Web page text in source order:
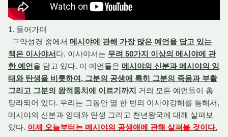
1. 들어가며
구약성경 중에서 메시야에 관해 가장 많은 예언을 담고 있는
책은 이사야서다. 이사야서는 무려 50가지 이상의 메시야에 관
한 예언을 담고 있다. 이 예언들은 메시야의 신분과 메시야의 잉
태와 탄생을 비롯하여, 그분의 공생애 특히 그분의 죽음과 부활
그리고 그분의 왕적통치에 이르기까지 거의 모든 예언들이 총
망라되어 있다. 우리는 그동안 열 한 번의 이사야강해를 통해서,
메시야의 신분과 잉태와 탄생 그리고 천년왕국에 대해 살펴보
았다. 이제 오늘부터는 메시야의 공생애에 관해 살펴볼 것이다.